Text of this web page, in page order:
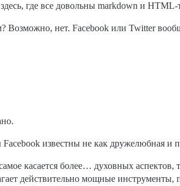
где все довольны markdown и HTML-
нет. Facebook или Twitter
известны не как дружелюбная и
касается более… духовных аспектов,
действительно мощные